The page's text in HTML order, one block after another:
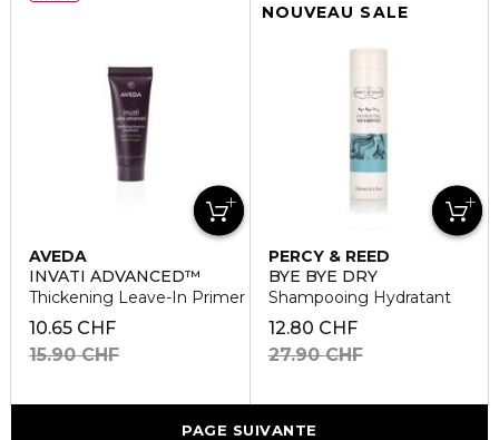
AVEDA
INVATI ADVANCED™
Thickening Leave-In Primer
10.65 CHF
15.90 CHF
NOUVEAU SALE
PERCY & REED
BYE BYE DRY
Shampooing Hydratant
12.80 CHF
27.90 CHF
PAGE SUIVANTE